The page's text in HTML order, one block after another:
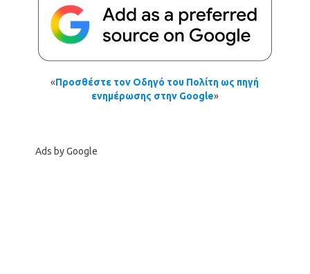
«Προσθέστε τον Οδηγό του Πολίτη ως πηγή
ενημέρωσης στην Google»
Ads by Google